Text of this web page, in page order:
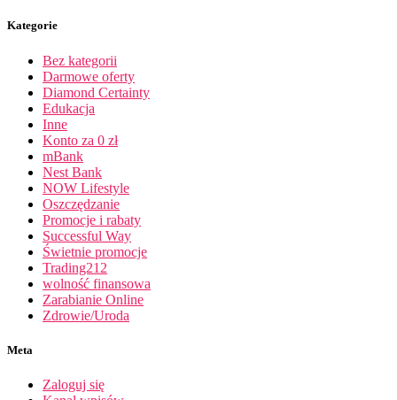
Kategorie
Bez kategorii
Darmowe oferty
Diamond Certainty
Edukacja
Inne
Konto za 0 zł
mBank
Nest Bank
NOW Lifestyle
Oszczędzanie
Promocje i rabaty
Successful Way
Świetnie promocje
Trading212
wolność finansowa
Zarabianie Online
Zdrowie/Uroda
Meta
Zaloguj się